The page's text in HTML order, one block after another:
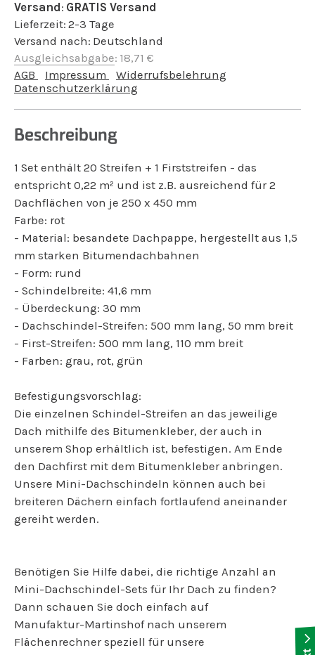
Versand: GRATIS Versand
Lieferzeit: 2-3 Tage
Versand nach: Deutschland
Ausgleichsabgabe: 18,71 €
AGB
Impressum
Widerrufsbelehrung
Datenschutzerklärung
Beschreibung
1 Set enthält 20 Streifen + 1 Firststreifen - das
entspricht 0,22 m² und ist z.B. ausreichend für 2
Dachflächen von je 250 x 450 mm
Farbe: rot
- Material: besandete Dachpappe, hergestellt aus 1,5
mm starken Bitumendachbahnen
- Form: rund
- Schindelbreite: 41,6 mm
- Überdeckung: 30 mm
- Dachschindel-Streifen: 500 mm lang, 50 mm breit
- First-Streifen: 500 mm lang, 110 mm breit
- Farben: grau, rot, grün
Befestigungsvorschlag:
Die einzelnen Schindel-Streifen an das jeweilige
Dach mithilfe des Bitumenkleber, der auch in
unserem Shop erhältlich ist, befestigen. Am Ende
den Dachfirst mit dem Bitumenkleber anbringen.
Unsere Mini-Dachschindeln können auch bei
breiteren Dächern einfach fortlaufend aneinander
gereiht werden.
Benötigen Sie Hilfe dabei, die richtige Anzahl an
Mini-Dachschindel-Sets für Ihr Dach zu finden?
Dann schauen Sie doch einfach auf
Manufaktur-Martinshof nach unserem
Flächenrechner speziell für unsere